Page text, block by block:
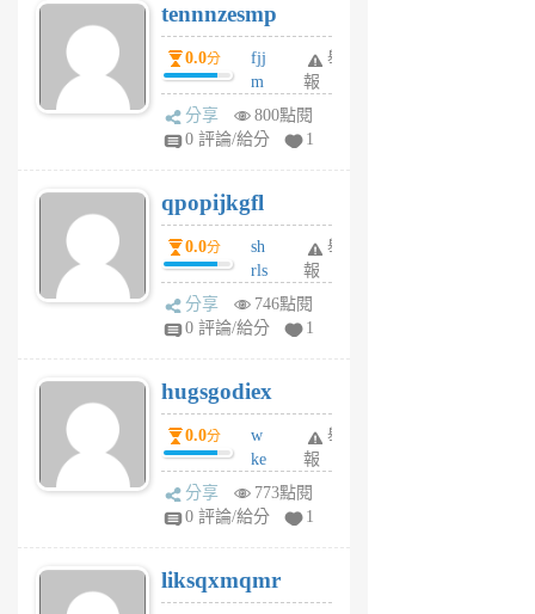
6
個
月
前
tennnzesmp
0.0分
fjj
m
w
rs
6
個
月
前
舉
報
分享
800點閱
0 評論/給分
1
qpopijkgfl
0.0分
sh
rls
k
m
6
個
月
前
舉
報
分享
746點閱
0 評論/給分
1
hugsgodiex
0.0分
w
ke
rv
pj
6
個
舉
報
分享
773點閱
0 評論/給分
1
liksqxmqmr